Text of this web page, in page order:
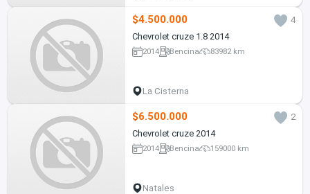
$4.500.000
4
Chevrolet cruze 1.8 2014
2014 Bencina 83982 km
La Cisterna
$6.500.000
2
Chevrolet cruze 2014
2014 Bencina 159000 km
Natales